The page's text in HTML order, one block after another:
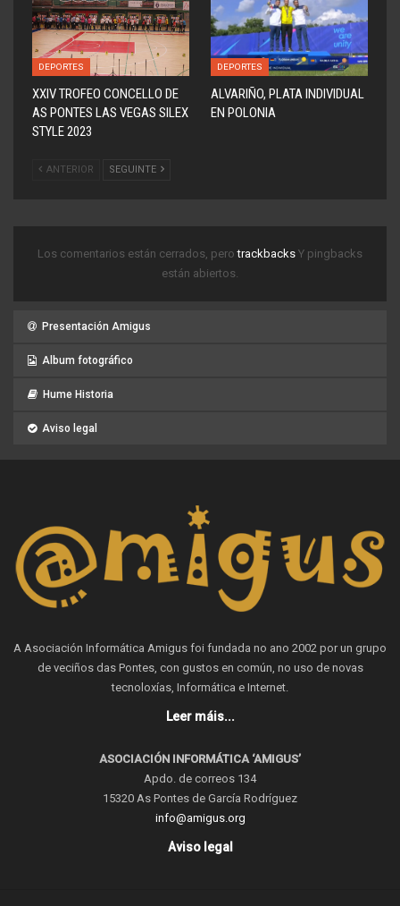
DEPORTES
XXIV TROFEO CONCELLO DE
AS PONTES LAS VEGAS SILEX
STYLE 2023
DEPORTES
ALVARIÑO, PLATA INDIVIDUAL
EN POLONIA
ANTERIOR SEGUINTE
Los comentarios están cerrados, perotrackbacks Y pingbacks
están abiertos.
Presentación Amigus
Album fotográfico
Hume Historia
Aviso legal
A Asociación Informática Amigus foi fundada no ano 2002 por un grupo
de veciños das Pontes, con gustos en común, no uso de novas
tecnoloxías, Informática e Internet.
Leer máis...
ASOCIACIÓN INFORMÁTICA ‘AMIGUS’
Apdo. de correos 134
15320 As Pontes de García Rodríguez
info@amigus.org
Aviso legal